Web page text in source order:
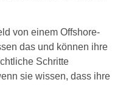
von einem Offshore-
das und können ihre
Schritte
sie wissen, dass ihre